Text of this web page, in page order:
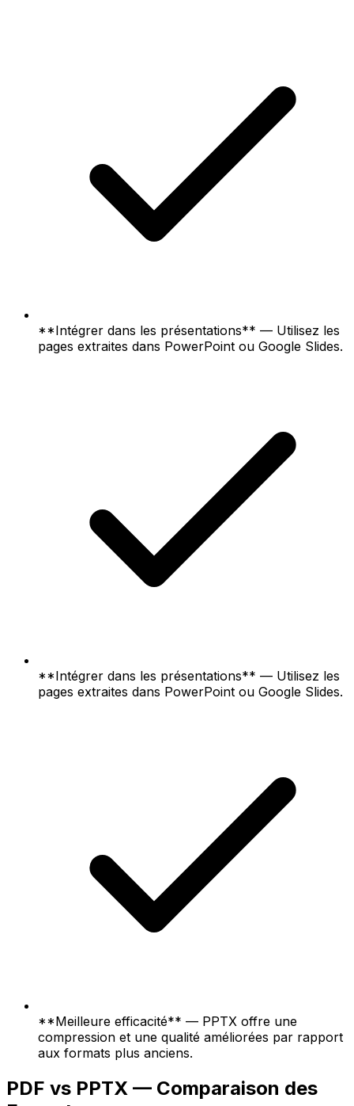
**Intégrer dans les présentations** — Utilisez les
pages extraites dans PowerPoint ou Google Slides.
**Intégrer dans les présentations** — Utilisez les
pages extraites dans PowerPoint ou Google Slides.
**Meilleure efficacité** — PPTX offre une
compression et une qualité améliorées par rapport
aux formats plus anciens.
PDF vs PPTX — Comparaison des